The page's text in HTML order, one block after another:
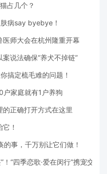
占几个？
病say byebye！
师大会在杭州隆重开幕
说法确保“养犬不掉链”
搞定梳毛难的问题！
户家庭就有1户养狗
正确打开方式在这里
！
事，千万别让它们做！
！“四季恋歌·爱在闵行”携宠交友